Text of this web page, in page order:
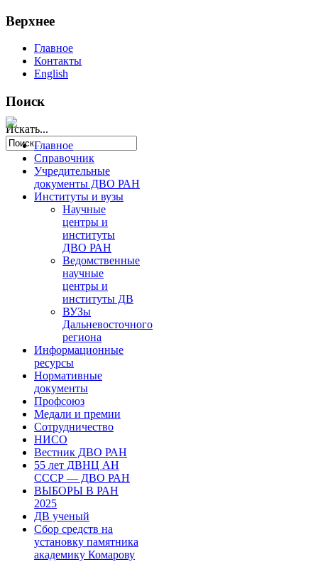
Верхнее
Главное
Контакты
English
Поиск
Искать...
Главное
Справочник
Учредительные
документы ДВО РАН
Институты и вузы
Научные
центры и
институты
ДВО РАН
Ведомственные
научные
центры и
институты ДВ
ВУЗы
Дальневосточного
региона
Информационные
ресурсы
Нормативные
документы
Профсоюз
Медали и премии
Сотрудничество
НИСО
Вестник ДВО РАН
55 лет ДВНЦ АН
СССР — ДВО РАН
ВЫБОРЫ В РАН
2025
ДВ ученый
Сбор средств на
установку памятника
академику Комарову